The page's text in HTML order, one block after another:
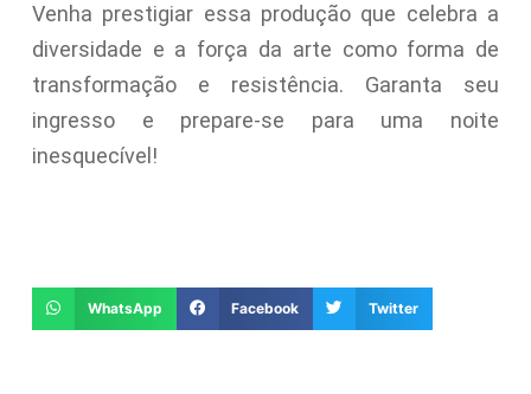
Venha prestigiar essa produção que celebra a
diversidade e a força da arte como forma de
transformação e resistência. Garanta seu
ingresso e prepare-se para uma noite
inesquecível!
WhatsApp Facebook Twitter